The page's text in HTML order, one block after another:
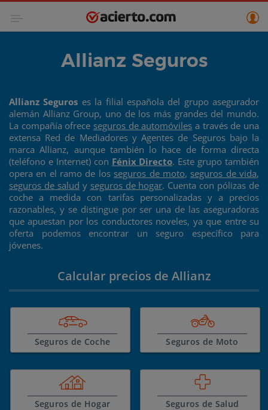
Allianz Seguros
Allianz Seguros es la filial española del grupo asegurador
alemán Allianz Group, uno de los más grandes del mundo.
La compañía ofrece seguros de automóviles a través de una
extensa Red de Mediadores y Agentes de Seguros bajo la
marca Allianz, aunque también lo hace de forma directa
(teléfono e Internet) con Fénix Directo. Este grupo también
opera en el ramo de los seguros de moto, seguros de vida,
seguros de salud y seguros de hogar. Cuenta con pólizas de
coche a medida con tarifas personalizadas y a precios
razonables, y se distingue por ser una de las aseguradoras
que apuestan por los conductores noveles, ya que entre su
oferta podemos encontrar un seguro específico para
jóvenes.
Calcular precios de Allianz
Seguros de Coche Seguros de Moto
Seguros de Hogar Seguros de Salud